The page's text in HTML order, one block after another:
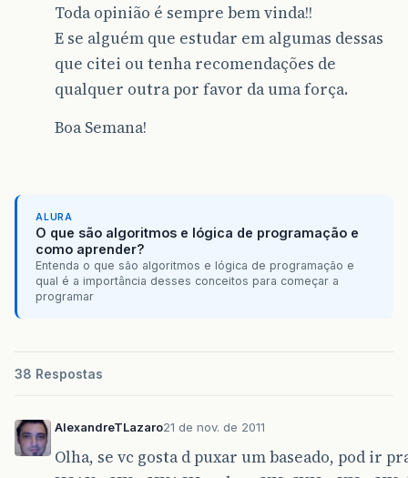
Toda opinião é sempre bem vinda!!
E se alguém que estudar em algumas dessas
que citei ou tenha recomendações de
qualquer outra por favor da uma força.
Boa Semana!
ALURA
O que são algoritmos e lógica de programação e
como aprender?
Entenda o que são algoritmos e lógica de programação e
qual é a importância desses conceitos para começar a
programar
38 Respostas
AlexandreTLazaro21 de nov. de 2011
Olha, se vc gosta d puxar um baseado, pod ir